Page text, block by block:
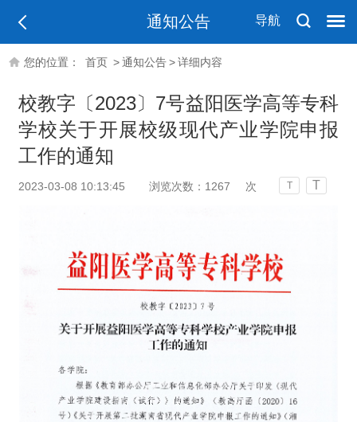
导航
通知公告
您的位置： 首页 >通知公告>详细内容
校教字〔2023〕7号益阳医学高等专科
学校关于开展校级现代产业学院申报
工作的通知
2023-03-08 10:13:45 浏览次数： 1267 次 T T